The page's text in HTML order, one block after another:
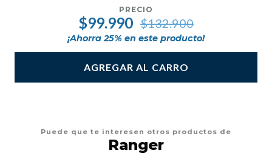
PRECIO
$99.990 $132.900
¡Ahorra25% en este producto!
AGREGAR AL CARRO
Puede que te interesen otros productos de
Ranger